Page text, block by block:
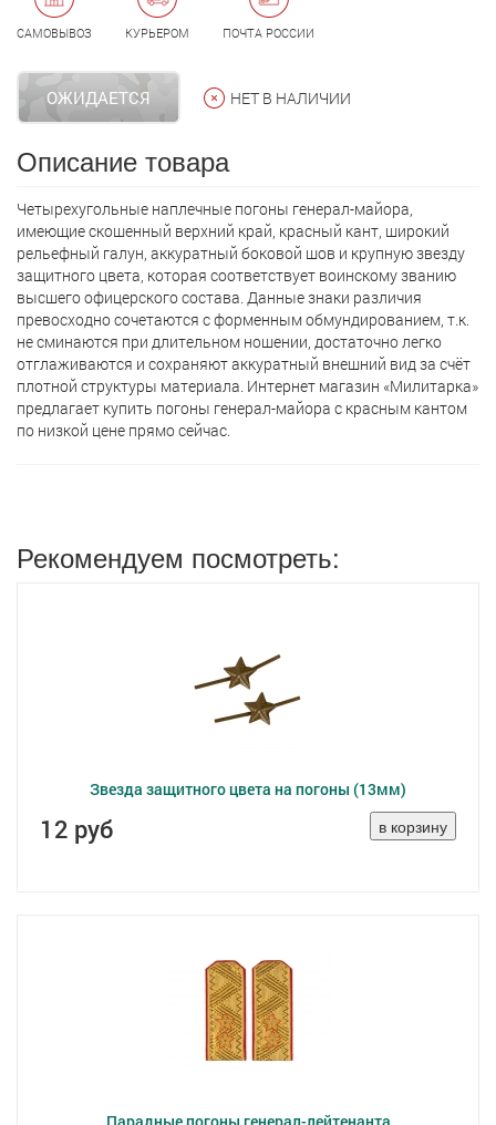
САМОВЫВОЗ КУРЬЕРОМ ПОЧТА РОССИИ
ОЖИДАЕТСЯ НЕТ В НАЛИЧИИ
Описание товара
Четырехугольные наплечные погоны генерал-майора,
имеющие скошенный верхний край, красный кант, широкий
рельефный галун, аккуратный боковой шов и крупную звезду
защитного цвета, которая соответствует воинскому званию
высшего офицерского состава. Данные знаки различия
превосходно сочетаются с форменным обмундированием, т.к.
не сминаются при длительном ношении, достаточно легко
отглаживаются и сохраняют аккуратный внешний вид за счёт
плотной структуры материала. Интернет магазин «Милитарка»
предлагает кyпить погоны генерал-майора с красным кантом
по низкой цене прямо сейчас.
Рекомендуем посмотреть:
Звезда защитного цвета на погоны (13мм)
12 руб